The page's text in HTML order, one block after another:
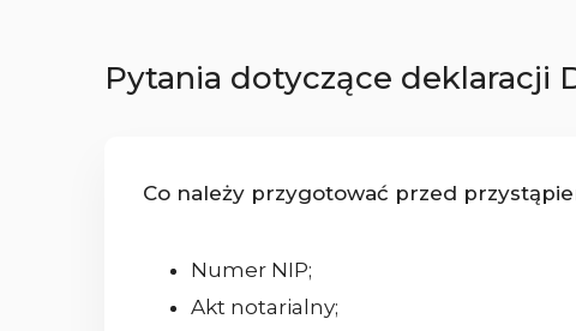
Pytania dotyczące deklaracji
Co należy przygotować przed
Numer NIP;
Akt notarialny;